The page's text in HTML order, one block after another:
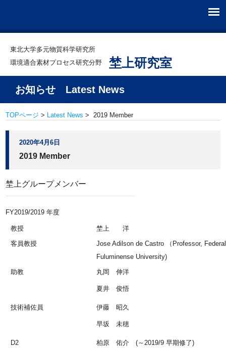
東北大学多元物質科学研究所
環境適合素材プロセス研究分野
埜上研究室
お知らせ Latest News
TOPページ > Latest News > 2019 Member
2020年4月6日
2019 Member
埜上グループメンバー
FY2019/2019 年度
教授
埜上 洋
客員教授
Jose Adilson de Castro （Professor, Federal
Fuluminense University)
助教
丸岡 伸洋
夏井 俊悟
技術補佐員 伊藤 昭久
早坂 未穂
D2
柏原 佑介 (～2019/9 早期修了)